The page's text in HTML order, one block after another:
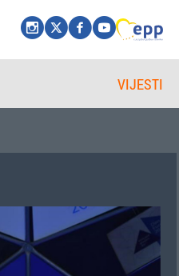
VIJESTI